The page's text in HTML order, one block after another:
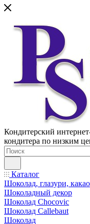
Кондитерский
кондитера по низким
Каталог
Шоколад, глазури, какао
Шоколадный декор
Шоколад Chocovic
Шоколад Callebaut
Шоколад